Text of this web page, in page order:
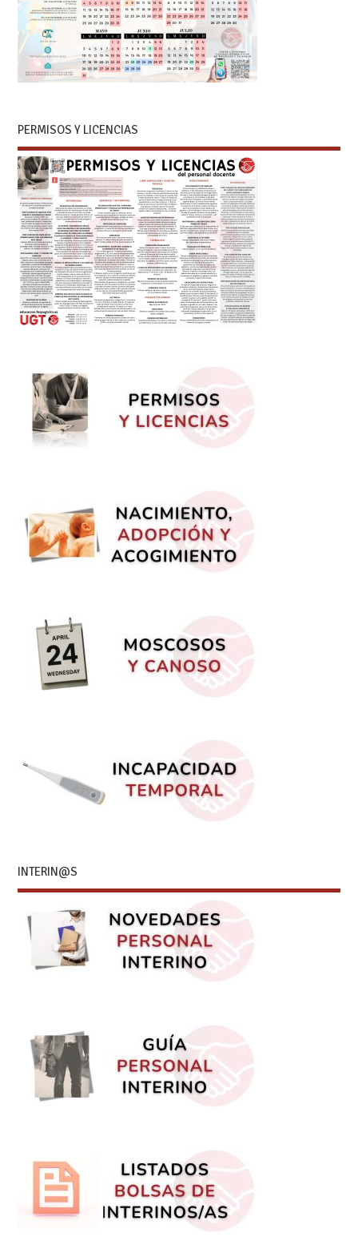
PERMISOS Y LICENCIAS
INTERIN@S